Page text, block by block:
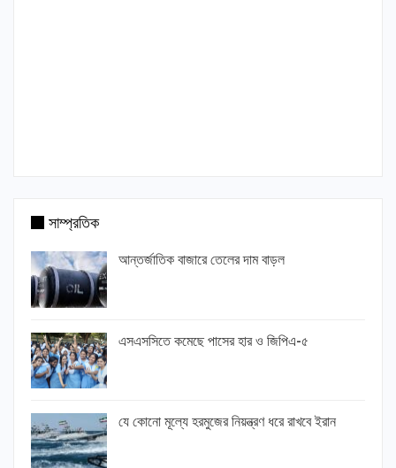
সাম্প্রতিক
আন্তর্জাতিক বাজারে তেলের দাম বাড়ল
এসএসসিতে কমেছে পাসের হার ও জিপিএ-৫
যে কোনো মূল্যে হরমুজের নিয়ন্ত্রণ ধরে রাখবে ইরান